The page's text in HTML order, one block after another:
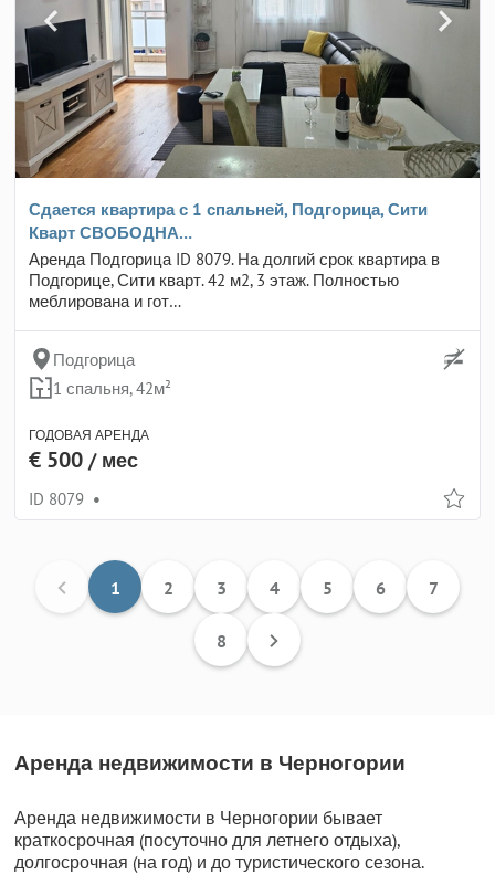
Сдается квартира с 1 спальней, Подгорица, Сити
Кварт СВОБОДНА…
Аренда Подгорица ID 8079. На долгий срок квартира в
Подгорице, Сити кварт. 42 м2, 3 этаж. Полностью
меблирована и гот…
Подгорица
1 спальня, 42м²
ГОДОВАЯ АРЕНДА
€ 500 / мес
ID 8079 •
1 2 3 4 5 6 7
8
Аренда недвижимости в Черногории
Аренда недвижимости в Черногории бывает
краткосрочная (посуточно для летнего отдыха),
долгосрочная (на год) и до туристического сезона.